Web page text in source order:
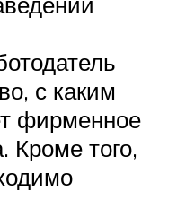
с каким
фирменное
Кроме того,